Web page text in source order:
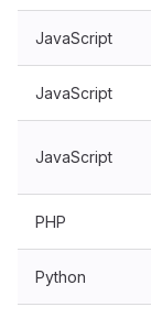
JavaScript
JavaScript
JavaScript
PHP
Python